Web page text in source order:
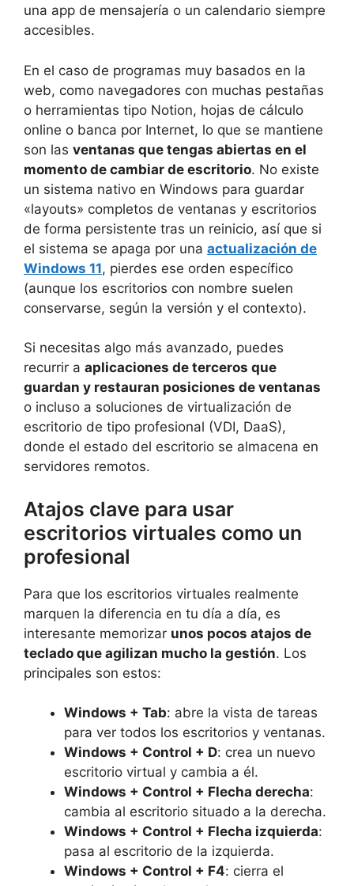
una app de mensajería o un calendario siempre
accesibles.
En el caso de programas muy basados en la
web, como navegadores con muchas pestañas
o herramientas tipo Notion, hojas de cálculo
online o banca por Internet, lo que se mantiene
son las ventanas que tengas abiertas en el
momento de cambiar de escritorio. No existe
un sistema nativo en Windows para guardar
«layouts» completos de ventanas y escritorios
de forma persistente tras un reinicio, así que si
el sistema se apaga por una actualización de
Windows 11, pierdes ese orden específico
(aunque los escritorios con nombre suelen
conservarse, según la versión y el contexto).
Si necesitas algo más avanzado, puedes
recurrir a aplicaciones de terceros que
guardan y restauran posiciones de ventanas
o incluso a soluciones de virtualización de
escritorio de tipo profesional (VDI, DaaS),
donde el estado del escritorio se almacena en
servidores remotos.
Atajos clave para usar
escritorios virtuales como un
profesional
Para que los escritorios virtuales realmente
marquen la diferencia en tu día a día, es
interesante memorizar unos pocos atajos de
teclado que agilizan mucho la gestión. Los
principales son estos:
Windows + Tab: abre la vista de tareas
para ver todos los escritorios y ventanas.
Windows + Control + D: crea un nuevo
escritorio virtual y cambia a él.
Windows + Control + Flecha derecha:
cambia al escritorio situado a la derecha.
Windows + Control + Flecha izquierda:
pasa al escritorio de la izquierda.
Windows + Control + F4: cierra el